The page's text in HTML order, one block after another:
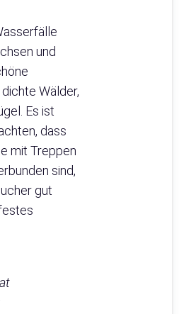
und
Wälder,
Es ist
dass
mit Treppen
sind,
gut